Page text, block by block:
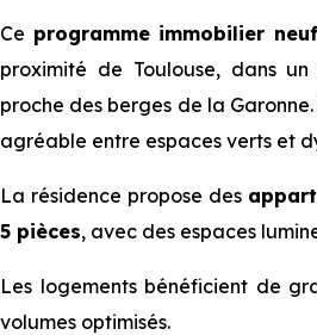
Ce programme immobilier neuf
proximité de Toulouse, dans
proche des berges de la
agréable entre espaces verts et
La résidence propose des
5 pièces, avec des espaces
Les logements bénéficient de
volumes optimisés.